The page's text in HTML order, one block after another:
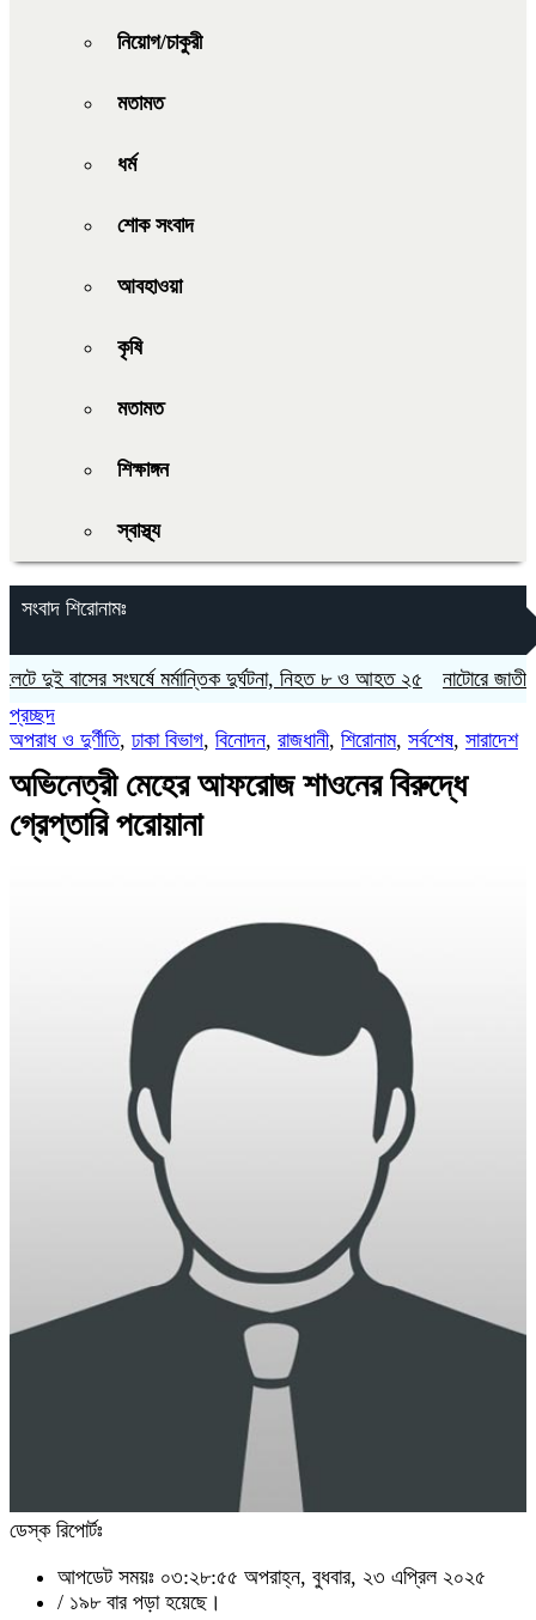
নিয়োগ/চাকুরী
মতামত
ধর্ম
শোক সংবাদ
আবহাওয়া
কৃষি
মতামত
শিক্ষাঙ্গন
স্বাস্থ্য
সংবাদ শিরোনামঃ
বাসের সংঘর্ষে মর্মান্তিক দুর্ঘটনা, নিহত ৮ ও আহত ২৫ নাটোরে জাতীয়
প্রচ্ছদ
অপরাধ ও দুর্ণীতি, ঢাকা বিভাগ, বিনোদন, রাজধানী, শিরোনাম, সর্বশেষ, সারাদেশ
অভিনেত্রী মেহের আফরোজ শাওনের বিরুদ্ধে
গ্রেপ্তারি পরোয়ানা
ডেস্ক রিপোর্টঃ
আপডেট সময়ঃ ০৩:২৮:৫৫ অপরাহ্ন, বুধবার, ২৩ এপ্রিল ২০২৫
/ ১৯৮ বার পড়া হয়েছে।